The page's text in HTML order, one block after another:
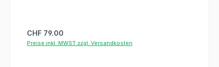
Regulärer Preis:
CHF 79.00
Preise inkl. MWST zzgl. Versandkosten